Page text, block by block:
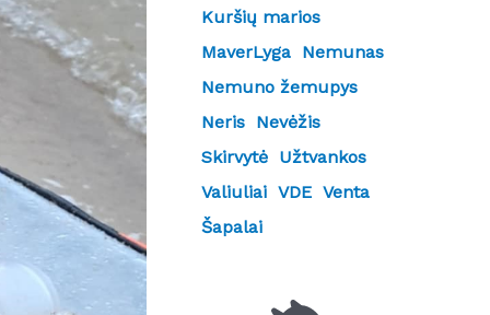
Kuršių marios
MaverLyga Nemunas
Nemuno žemupys
Neris Nevėžis
Skirvytė Užtvankos
Valiuliai VDE Venta
Šapalai